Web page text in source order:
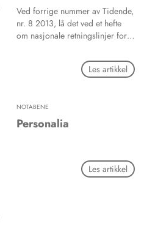
amalgamfyllinger.
Ved forrige nummer av Tidende,
nr. 8 2013, lå det ved et hefte
om nasjonale retningslinjer for
Helsedirektoratet har dessverre
rene, men retningslinjene finnes
på Helsedirektoratets sider:
Les artikkel
NOTABENE
Personalia
Les artikkel